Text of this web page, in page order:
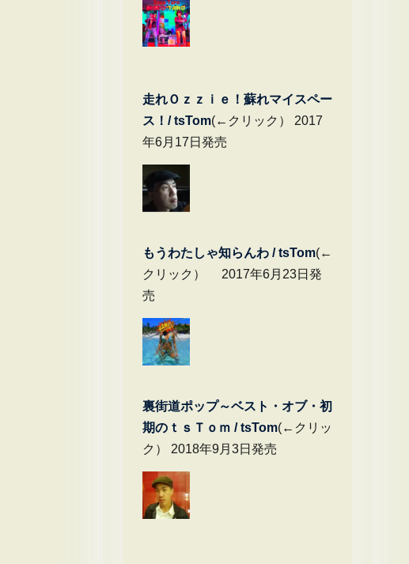
走れＯｚｚｉｅ！蘇れマイスペー
ス！/ tsTom(←クリック） 2017
年6月17日発売
もうわたしゃ知らんわ / tsTom(←
クリック） 2017年6月23日発
売
裏街道ポップ～ベスト・オブ・初
期のｔｓＴｏｍ / tsTom(←クリッ
ク） 2018年9月3日発売